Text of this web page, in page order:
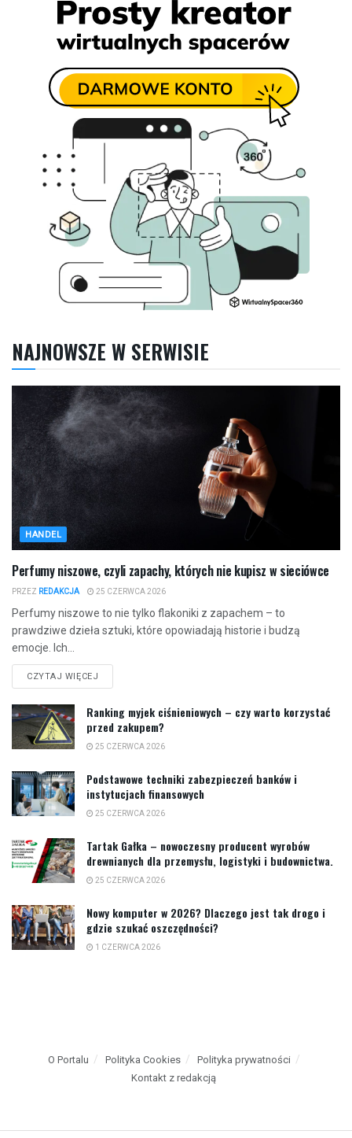
NAJNOWSZE W SERWISIE
HANDEL
Perfumy niszowe, czyli zapachy, których nie kupisz w sieciówce
PRZEZ REDAKCJA 25 CZERWCA 2026
Perfumy niszowe to nie tylko flakoniki z zapachem – to
prawdziwe dzieła sztuki, które opowiadają historie i budzą
emocje. Ich...
CZYTAJ WIĘCEJ
Ranking myjek ciśnieniowych – czy warto korzystać
przed zakupem?
25 CZERWCA 2026
Podstawowe techniki zabezpieczeń banków i
instytucjach finansowych
25 CZERWCA 2026
Tartak Gałka – nowoczesny producent wyrobów
drewnianych dla przemysłu, logistyki i budownictwa.
25 CZERWCA 2026
Nowy komputer w 2026? Dlaczego jest tak drogo i
gdzie szukać oszczędności?
1 CZERWCA 2026
O Portalu Polityka Cookies
Polityka prywatności
Kontakt z redakcją